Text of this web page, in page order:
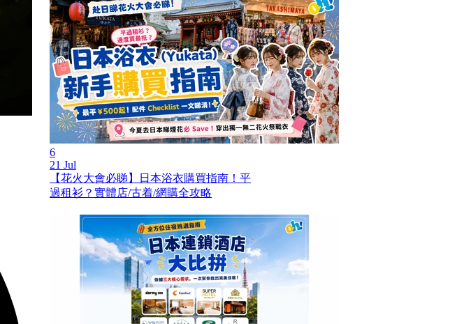
6
21 Jul
【花火大會必睇】日本浴衣購買指南！平
過租衫？實體店/古着/網購全攻略